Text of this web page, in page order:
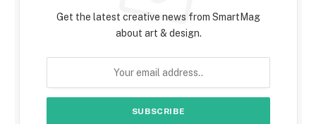
Get the latest creative news from SmartMag
about art & design.